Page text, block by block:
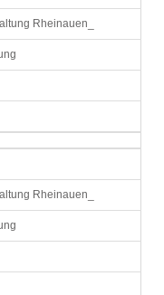
Rheinauen_
Rheinauen_